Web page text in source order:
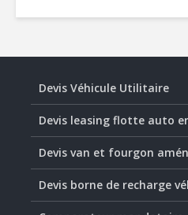
Devis Véhicule Utilitaire
Devis leasing flotte auto
Devis van et fourgon
Devis borne de recharge